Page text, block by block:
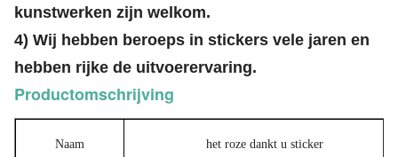
kunstwerken zijn welkom.
4) Wij hebben beroeps in stickers vele jaren en
hebben rijke de uitvoerervaring.
Productomschrijving
Naam het roze dankt u sticker